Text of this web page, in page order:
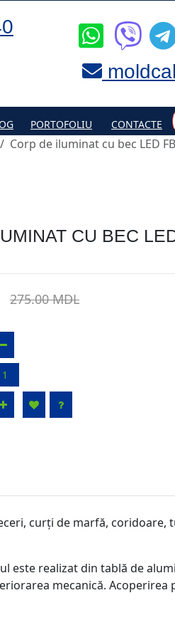
PORTOFOLIU CONTACTE
Corp de iluminat cu bec LED
CU BEC
275.00 MDL
curți de marfă,
este realizat din tablă de
mecanică.